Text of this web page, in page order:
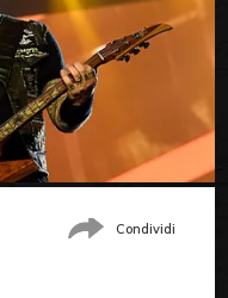
Condividi